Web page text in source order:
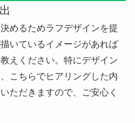
めるためラフデザインを提
いているイメージがあれば
えください。特にデザイン
こちらでヒアリングした内
ただきますので、ご安心く